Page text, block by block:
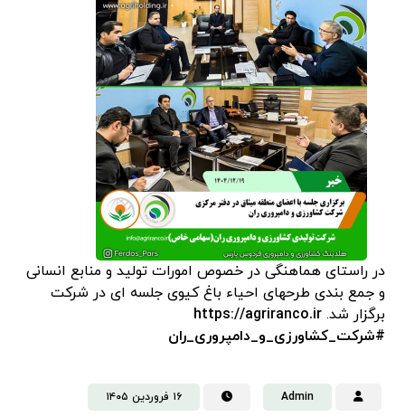
در راستای هماهنگی در خصوص امورات تولید و منابع انسانی
و جمع بندی طرحهای احیاء باغ کیوی جلسه ای در شرکت
برگزار شد.https://agriranco.ir
#شرکت_کشاورزی_و_دامپروری_ران
Admin ۱۶ فروردین ۱۴۰۵